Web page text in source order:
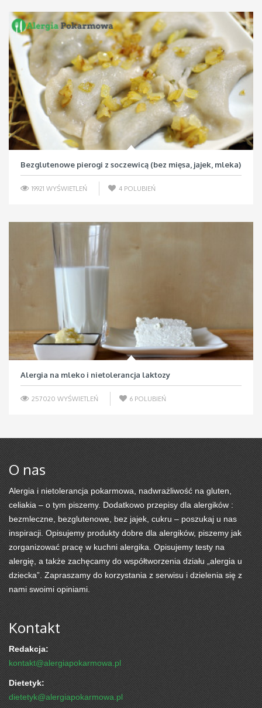
Bezglutenowe pierogi z soczewicą (bez mięsa, jajek, mleka)
19921 WYŚWIETLEŃ 4 POLUBIEŃ
Alergia na mleko i nietolerancja laktozy
257020 WYŚWIETLEŃ 6 POLUBIEŃ
O nas
Alergia i nietolerancja pokarmowa, nadwrażliwość na gluten,
celiakia – o tym piszemy. Dodatkowo przepisy dla alergików :
bezmleczne, bezglutenowe, bez jajek, cukru – poszukaj u nas
inspiracji. Opisujemy produkty dobre dla alergików, piszemy jak
zorganizować pracę w kuchni alergika. Opisujemy testy na
alergię, a także zachęcamy do współtworzenia działu „alergia u
dziecka”. Zapraszamy do korzystania z serwisu i dzielenia się z
nami swoimi opiniami.
Kontakt
Redakcja:
kontakt@alergiapokarmowa.pl
Dietetyk:
dietetyk@alergiapokarmowa.pl